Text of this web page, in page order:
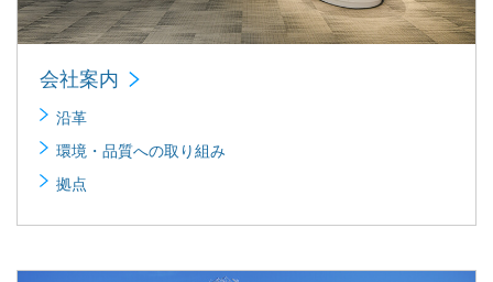
会社案内
沿革
環境・品質への取り組み
拠点